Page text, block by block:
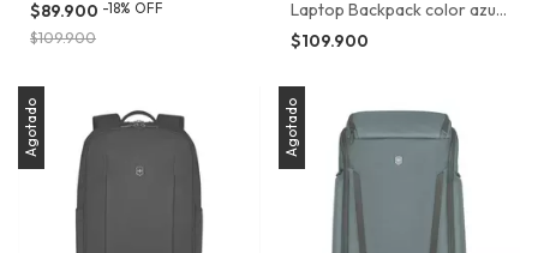
$89.900 -18% OFF
$109.900
Laptop Backpack color azul
Victorinox
$109.900
Agotado Agotado